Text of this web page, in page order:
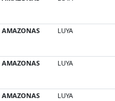
AMAZONAS LUYA
AMAZONAS LUYA
AMAZONAS LUYA